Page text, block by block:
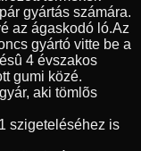
gyártás számára.
az ágaskodó ló.Az
gyártó vitte be a
4 évszakos
gumi közé.
aki tömlõs
szigeteléséhez is